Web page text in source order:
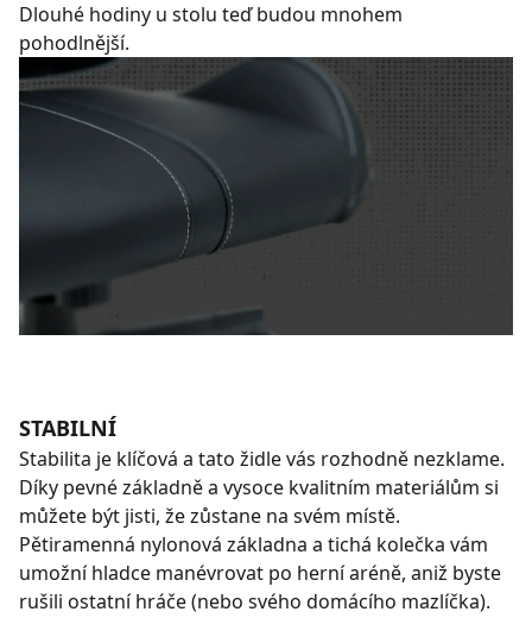
Dlouhé hodiny u stolu teď budou mnohem
pohodlnější.
STABILNÍ
Stabilita je klíčová a tato židle vás rozhodně nezklame.
Díky pevné základně a vysoce kvalitním materiálům si
můžete být jisti, že zůstane na svém místě.
Pětiramenná nylonová základna a tichá kolečka vám
umožní hladce manévrovat po herní aréně, aniž byste
rušili ostatní hráče (nebo svého domácího mazlíčka).